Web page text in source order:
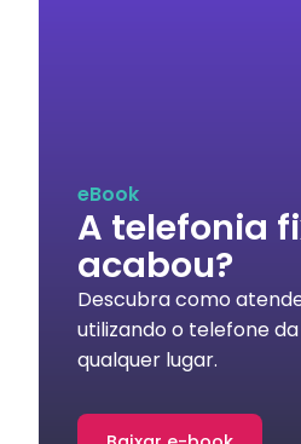
eBook
A telefonia
acabou?
Descubra como
utilizando o telefone
qualquer lugar.